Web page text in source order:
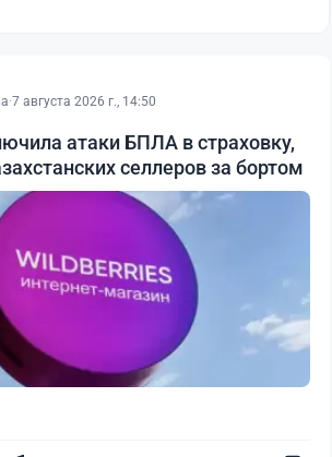
·7 августа 2026 г., 14:50
атаки БПЛА в страховку,
селлеров за бортом